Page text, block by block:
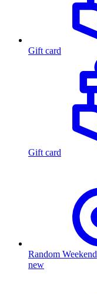
Gift card
Gift card
Random Weekend
new